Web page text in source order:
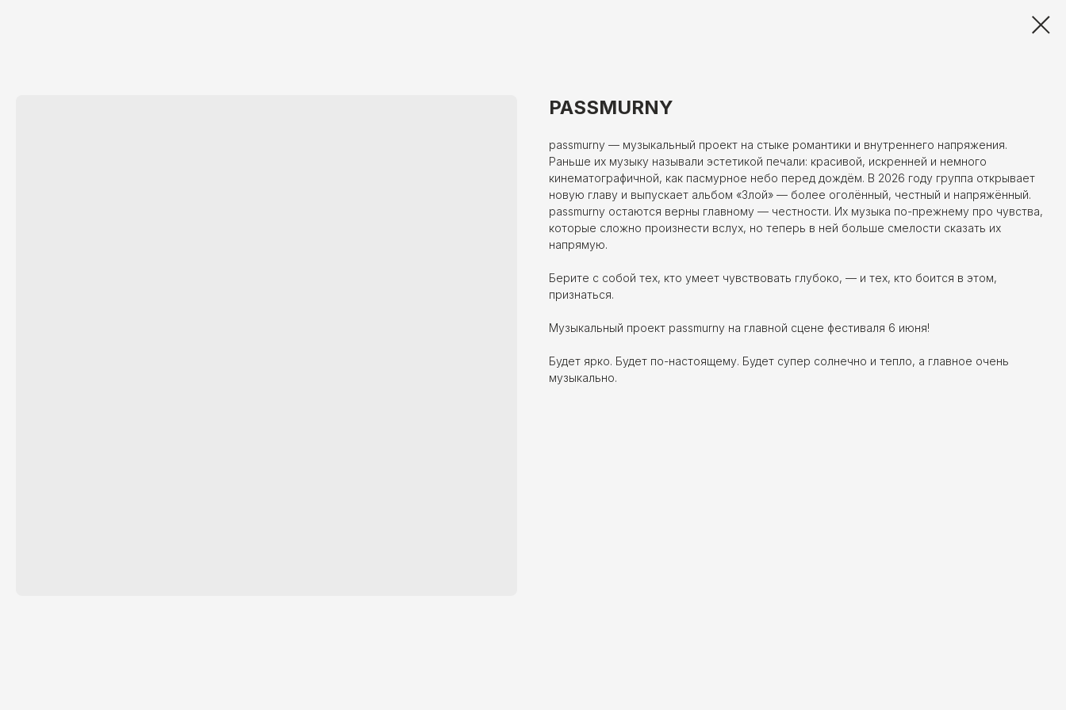
PASSMURNY
passmurny — музыкальный проект на стыке романтики и внутреннего напряжения.
Раньше их музыку называли эстетикой печали: красивой, искренней и немного
кинематографичной, как пасмурное небо перед дождём. В 2026 году группа открывает
новую главу и выпускает альбом «Злой» — более оголённый, честный и напряжённый.
passmurny остаются верны главному — честности. Их музыка по-прежнему про чувства,
которые сложно произнести вслух, но теперь в ней больше смелости сказать их
напрямую.
Берите с собой тех, кто умеет чувствовать глубоко, — и тех, кто боится в этом,
признаться.
Музыкальный проект passmurny на главной сцене фестиваля 6 июня!
Будет ярко. Будет по-настоящему. Будет супер солнечно и тепло, а главное очень
музыкально.